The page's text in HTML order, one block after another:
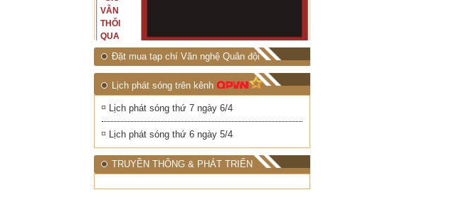
VẪN
THỔI
QUA
RỪNG
NHIỆT
ĐỚI"
Đặt mua tạp chí Văn nghệ Quân đội
Lịch phát sóng trên kênh
Lịch phát sóng thứ 7 ngày 6/4
Lịch phát sóng thứ 6 ngày 5/4
TRUYỀN THÔNG & PHÁT TRIỂN